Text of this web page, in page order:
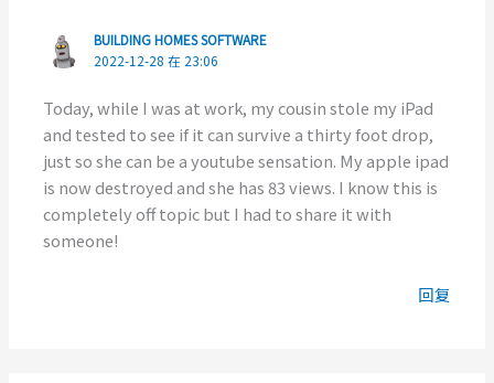
BUILDING HOMES SOFTWARE
2022-12-28 在 23:06
Today, while I was at work, my cousin stole my iPad
and tested to see if it can survive a thirty foot drop,
just so she can be a youtube sensation. My apple ipad
is now destroyed and she has 83 views. I know this is
completely off topic but I had to share it with
someone!
回复